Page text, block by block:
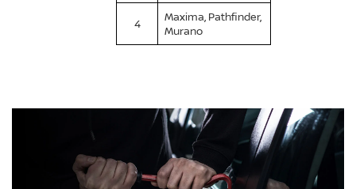
4
Maxima, Pathfinder,
Murano